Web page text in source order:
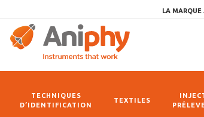
LA MARQUE
TECHNIQUES
D’IDENTIFICATION
TEXTILES